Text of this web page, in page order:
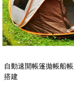
自動速開帳篷拋帳船
搭建